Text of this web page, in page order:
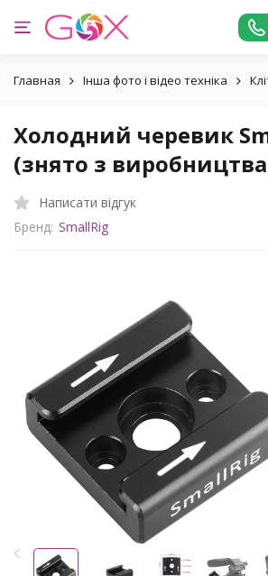
Главная Інша фото і відео техніка
Холодний черевик
(знято з
Написати відгук
Бренд: SmallRig